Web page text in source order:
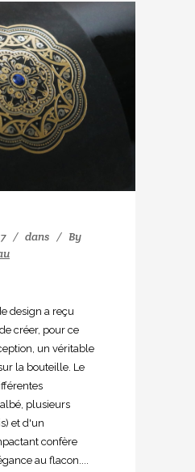
dans
By
design a reçu
créer, pour ce
un véritable
la bouteille. Le
plusieurs
et d'un
confère
au flacon....